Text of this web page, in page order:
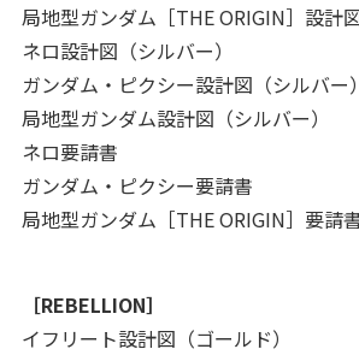
局地型ガンダム［THE ORIGIN］設計
ネロ設計図（シルバー）
ガンダム・ピクシー設計図（シルバー）
局地型ガンダム設計図（シルバー）
ネロ要請書
ガンダム・ピクシー要請書
局地型ガンダム［THE ORIGIN］要請
［REBELLION］
イフリート設計図（ゴールド）